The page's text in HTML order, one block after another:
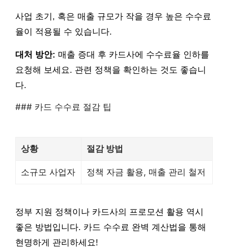
사업 초기, 혹은 매출 규모가 작을 경우 높은 수수료
율이 적용될 수 있습니다.
대처 방안: 매출 증대 후 카드사에 수수료율 인하를
요청해 보세요. 관련 정책을 확인하는 것도 좋습니
다.
### 카드 수수료 절감 팁
상황 절감 방법
소규모 사업자 정책 자금 활용, 매출 관리 철저
정부 지원 정책이나 카드사의 프로모션 활용 역시
좋은 방법입니다. 카드 수수료 완벽 계산법을 통해
현명하게 관리하세요!